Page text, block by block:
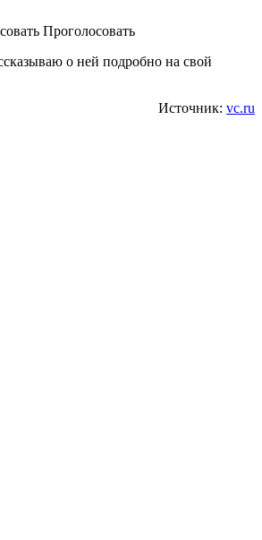
Проголосовать
о ней подробно на свой
Источник: vc.ru